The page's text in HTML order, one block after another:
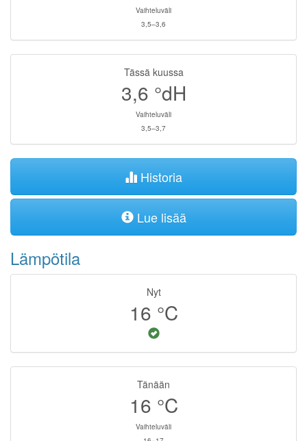
Vaihteluväli
3,5–3,6
Tässä kuussa
3,6 °dH
Vaihteluväli
3,5–3,7
Historia
Lue lisää
Lämpötila
Nyt
16 °C
Tänään
16 °C
Vaihteluväli